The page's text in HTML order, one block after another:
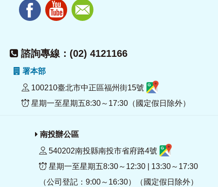
諮詢專線：(02) 4121166
署本部
100210臺北市中正區福州街15號
星期一至星期五8:30～17:30（國定假日除外）
南投辦公區
540202南投縣南投市省府路4號
星期一至星期五8:30～12:30 | 13:30～17:30
（公司登記：9:00～16:30）（國定假日除外）